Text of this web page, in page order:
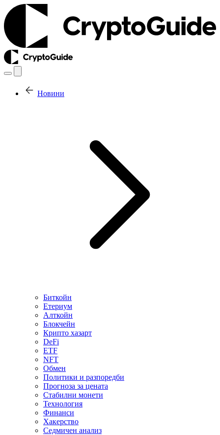
Новини
Биткойн
Етериум
Алткойн
Блокчейн
Крипто хазарт
DeFi
ETF
NFT
Обмен
Политики и разпоредби
Прогноза за цената
Стабилни монети
Технология
Финанси
Хакерство
Седмичен анализ